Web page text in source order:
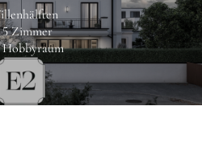
Zimmer
Hobbyraum